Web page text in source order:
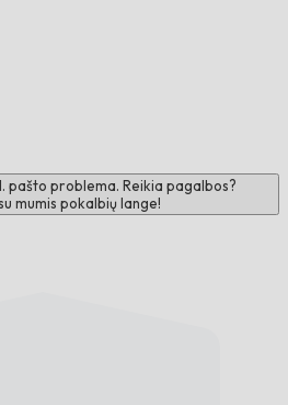
pašto problema. Reikia pagalbos?
mumis pokalbių lange!